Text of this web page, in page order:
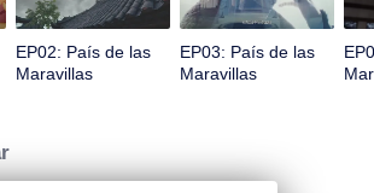
EP02: País de las
Maravillas
EP03: País de las
Maravillas